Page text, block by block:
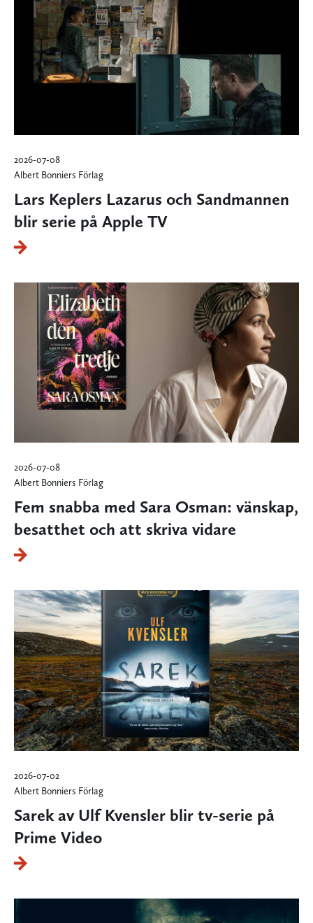
2026-07-08
Albert Bonniers Förlag
Lars Keplers Lazarus och Sandmannen
blir serie på Apple TV
2026-07-08
Albert Bonniers Förlag
Fem snabba med Sara Osman: vänskap,
besatthet och att skriva vidare
2026-07-02
Albert Bonniers Förlag
Sarek av Ulf Kvensler blir tv-serie på
Prime Video